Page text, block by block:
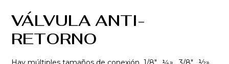
VÁLVULA ANTI-
RETORNO